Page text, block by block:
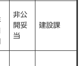
非公
開妥
当
建設課